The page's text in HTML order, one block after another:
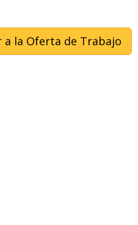
a la Oferta de Trabajo